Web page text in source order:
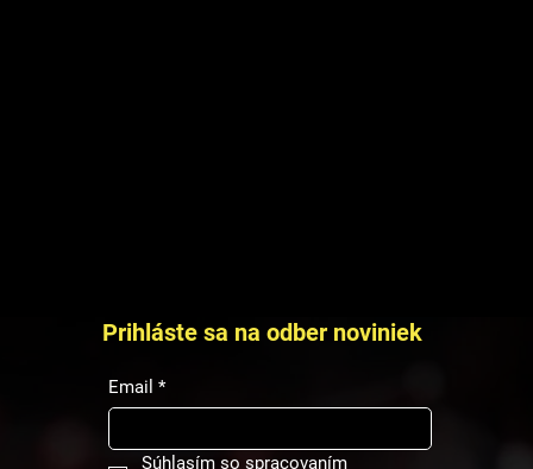
Prihláste sa na odber noviniek
Email *
Súhlasím so spracovaním